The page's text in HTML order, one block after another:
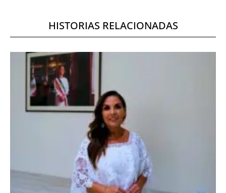
HISTORIAS RELACIONADAS